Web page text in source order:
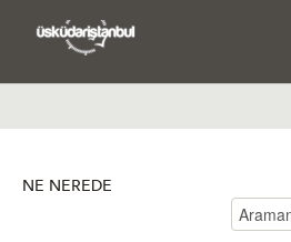
NE NEREDE